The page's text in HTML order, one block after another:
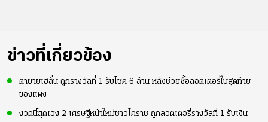
ข่าวที่เกี่ยวข้อง
ตายายเฮลั่น ถูกรางวัลที่ 1 รับโชค 6 ล้าน หลังช่วยซื้อลอตเตอรี่ใบสุดท้าย
ของแผง
งวดนี้สุดเฮง 2 เศรษฐีหน้าใหม่ชาวโคราช ถูกลอตเตอรี่รางวัลที่ 1 รับเงิน